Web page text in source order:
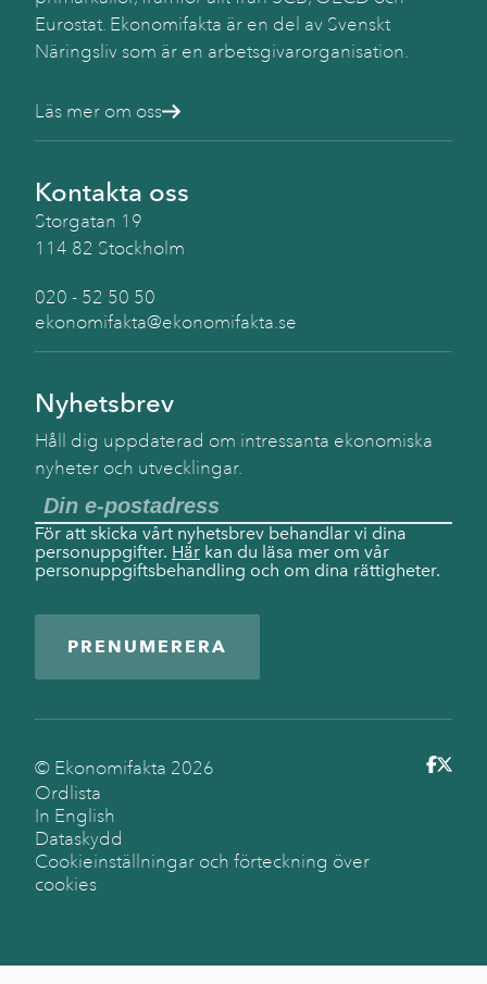
Eurostat. Ekonomifakta är en del av Svenskt
Näringsliv som är en arbetsgivarorganisation.
Läs mer om oss
Kontakta oss
Storgatan 19
114 82 Stockholm
020 - 52 50 50
ekonomifakta@ekonomifakta.se
Nyhetsbrev
Håll dig uppdaterad om intressanta ekonomiska
nyheter och utvecklingar.
För att skicka vårt nyhetsbrev behandlar vi dina
personuppgifter. Här kan du läsa mer om vår
personuppgiftsbehandling och om dina rättigheter.
PRENUMERERA
© Ekonomifakta 2026
Ordlista
In English
Dataskydd
Cookieinställningar och förteckning över
cookies